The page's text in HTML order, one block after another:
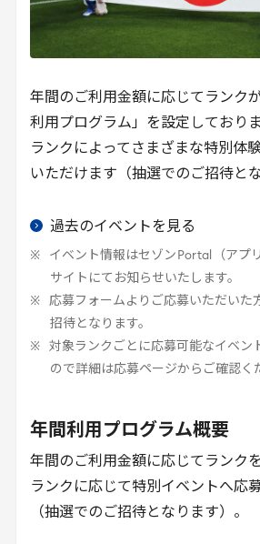
年間のご利用金額に応じてランク
利用プログラム」を設定しておりま
ランクによってさまざまな特別体
いただけます（抽選でのご招待と
過去のイベントを見る
イベント情報はセゾン Portal
（アプ
サイトにてお知らせいたします。
応募フォームよりご応募いただいた
招待となります。
対象ランクごとに応募可能なイベン
ので詳細は応募ページからご確認く
年間利用プログラム概要
年間のご利用金額に応じてランクを
ランクに応じて特別イベントへ応
（抽選でのご招待となります）。